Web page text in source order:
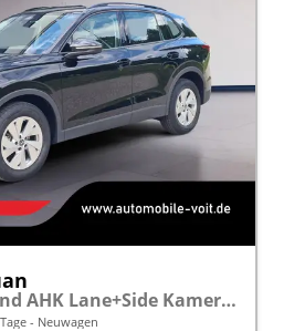
1.5 eTSI 110 kW Trend AHK Lane+Side Kamera SHZ
Neuwagen